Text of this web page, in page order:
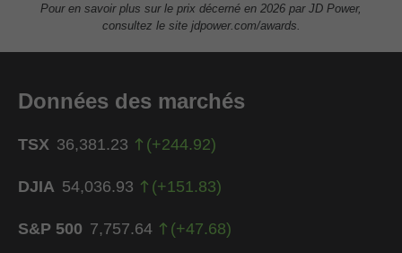
Pour en savoir plus sur le prix décerné en 2026 par JD Power,
consultez le site jdpower.com/awards.
Données des marchés
TSX 36,381.23 (+244.92)
DJIA 54,036.93 (+151.83)
S&P 500 7,757.64 (+47.68)